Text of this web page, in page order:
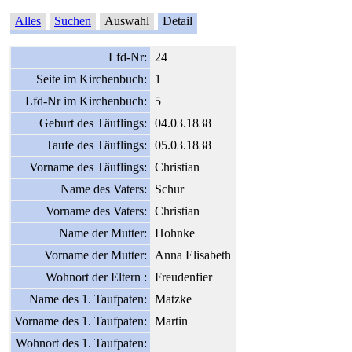
Alles Suchen Auswahl Detail
Lfd-Nr:
24
Seite im Kirchenbuch:
1
Lfd-Nr im Kirchenbuch:
5
Geburt des Täuflings:
04.03.1838
Taufe des Täuflings:
05.03.1838
Vorname des Täuflings:
Christian
Name des Vaters:
Schur
Vorname des Vaters:
Christian
Name der Mutter:
Hohnke
Vorname der Mutter:
Anna Elisabeth
Wohnort der Eltern :
Freudenfier
Name des 1. Taufpaten:
Matzke
Vorname des 1. Taufpaten:
Martin
Wohnort des 1. Taufpaten: